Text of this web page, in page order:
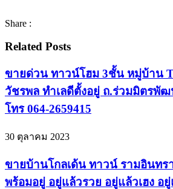
Share :
Related Posts
ขายด่วน ทาวน์โฮม 3ชั้น หมู่บ้าน
วัชรพล ทำเลดีตั้งอยู่ ถ.ร่วมมิตรพั
โทร 064-2659415
30 ตุลาคม 2023
ขายบ้านโกลเด้น ทาวน์ รามอินท
พร้อมอยู่ อยู่แล้วรวย อยู่แล้วเฮง อ